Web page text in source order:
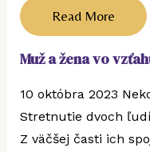
Read More
Muž a žena vo
10 októbra 2023
Stretnutie dvoch
Z väčšej časti ich